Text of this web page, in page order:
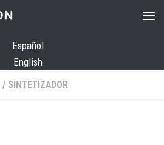
Español
English
/ SINTETIZADOR